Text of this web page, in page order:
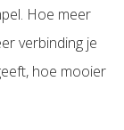
Hoe meer
verbinding je
hoe mooier